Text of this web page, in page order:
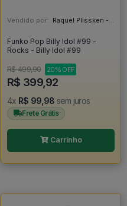
Vendido por: Raquel Plissken - SP
Funko Pop Billy Idol #99 -
Rocks - Billy Idol #99
R$ 499,90 20% OFF
R$ 399,92
4x R$ 99,98 sem juros
Frete Grátis
Carrinho